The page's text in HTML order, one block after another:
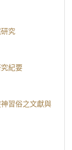
究
紀要
習俗之文獻與